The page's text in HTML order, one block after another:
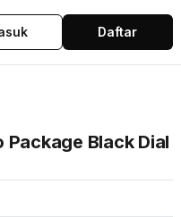
Daftar
Package Black Dial